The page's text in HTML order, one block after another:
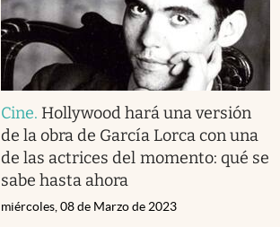
Cine. Hollywood hará una versión
de la obra de García Lorca con una
de las actrices del momento: qué se
sabe hasta ahora
miércoles, 08 de Marzo de 2023